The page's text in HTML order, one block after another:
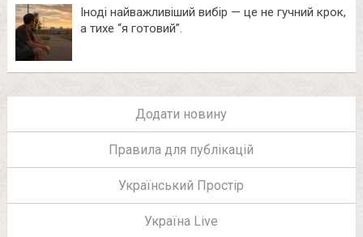
Іноді найважливіший вибір — це не гучний крок,
а тихе “я готовий”.
Додати новину
Правила для публікацій
Український Простір
Україна Live